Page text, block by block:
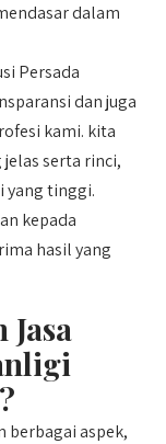
dalam
Persada
dan juga
kami. kita
serta rinci,
yang tinggi.
kepada
hasil yang
berbagai aspek,